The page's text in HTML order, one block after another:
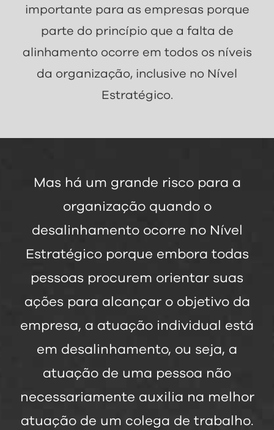
importante para as empresas porque
parte do princípio que a falta de
alinhamento ocorre em todos os níveis
da organização, inclusive no Nível
Estratégico.
Mas há um grande risco para a
organização quando o
desalinhamento ocorre no Nível
Estratégico porque embora todas
pessoas procurem orientar suas
ações para alcançar o objetivo da
empresa, a atuação individual está
em desalinhamento, ou seja, a
atuação de uma pessoa não
necessariamente auxilia na melhor
atuação de um colega de trabalho.